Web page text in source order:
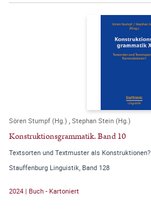
Sören Stumpf (Hg.) , Stephan Stein (Hg.)
Konstruktionsgrammatik. Band 10
Textsorten und Textmuster als Konstruktionen?
Stauffenburg Linguistik, Band 128
2024 | Buch - Kartoniert